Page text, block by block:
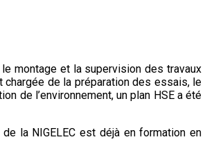
montage et la supervision des travaux
de la préparation des essais, le
de l’environnement, un plan HSE a été
la NIGELEC est déjà en formation en